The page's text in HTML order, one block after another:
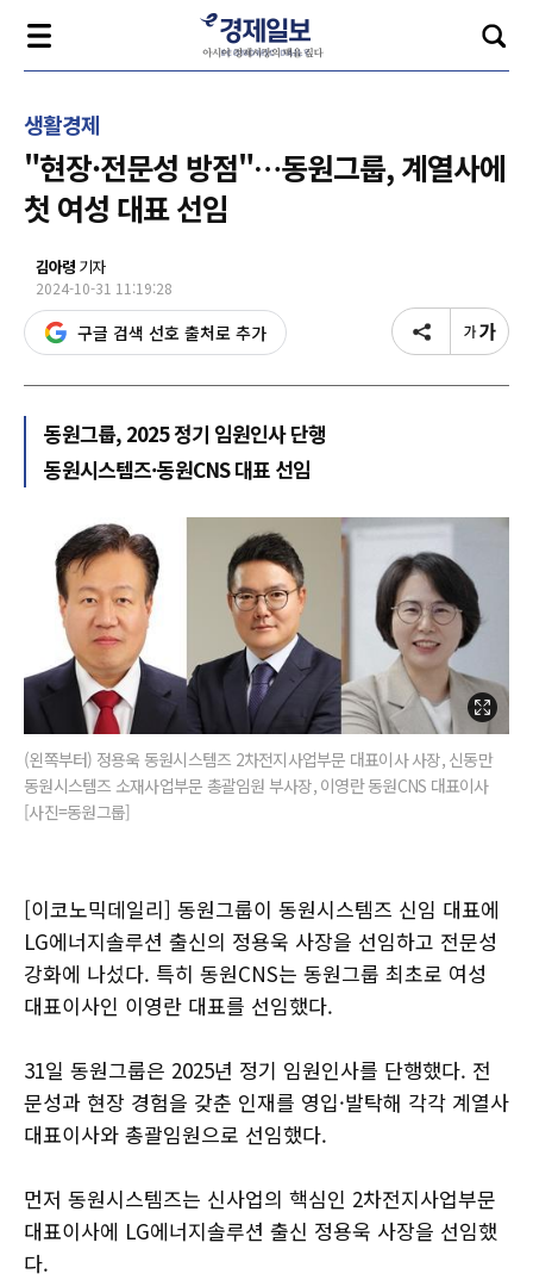
생활경제
"현장·전문성 방점"…동원그룹, 계열사에
첫 여성 대표 선임
김아령 기자
2024-10-31 11:19:28
구글 검색 선호 출처로 추가
동원그룹, 2025 정기 임원인사 단행
동원시스템즈·동원CNS 대표 선임
(왼쪽부터) 정용욱 동원시스템즈 2차전지사업부문 대표이사 사장, 신동만
동원시스템즈 소재사업부문 총괄임원 부사장, 이영란 동원CNS 대표이사
[사진=동원그룹]
[이코노믹데일리] 동원그룹이 동원시스템즈 신임 대표에
LG에너지솔루션 출신의 정용욱 사장을 선임하고 전문성
강화에 나섰다. 특히 동원CNS는 동원그룹 최초로 여성
대표이사인 이영란 대표를 선임했다.
31일 동원그룹은 2025년 정기 임원인사를 단행했다. 전
문성과 현장 경험을 갖춘 인재를 영입·발탁해 각각 계열사
대표이사와 총괄임원으로 선임했다.
먼저 동원시스템즈는 신사업의 핵심인 2차전지사업부문
대표이사에 LG에너지솔루션 출신 정용욱 사장을 선임했
다.